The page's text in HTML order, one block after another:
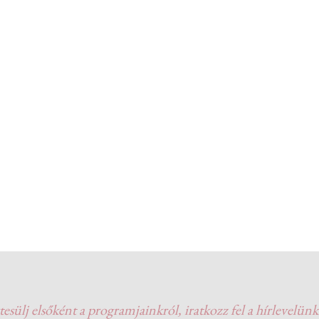
elsőként a programjainkról, iratkozz fel a